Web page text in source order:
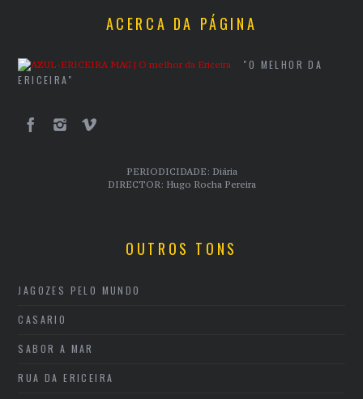
ACERCA DA PÁGINA
"O MELHOR DA
ERICEIRA"
PERIODICIDADE: Diária
DIRECTOR: Hugo Rocha Pereira
OUTROS TONS
JAGOZES PELO MUNDO
CASARIO
SABOR A MAR
RUA DA ERICEIRA